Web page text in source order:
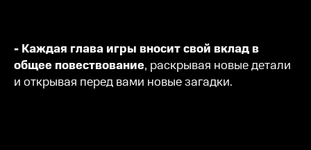
- Каждая глава игры вносит свой вклад в
общее повествование, раскрывая новые детали
и открывая перед вами новые загадки.